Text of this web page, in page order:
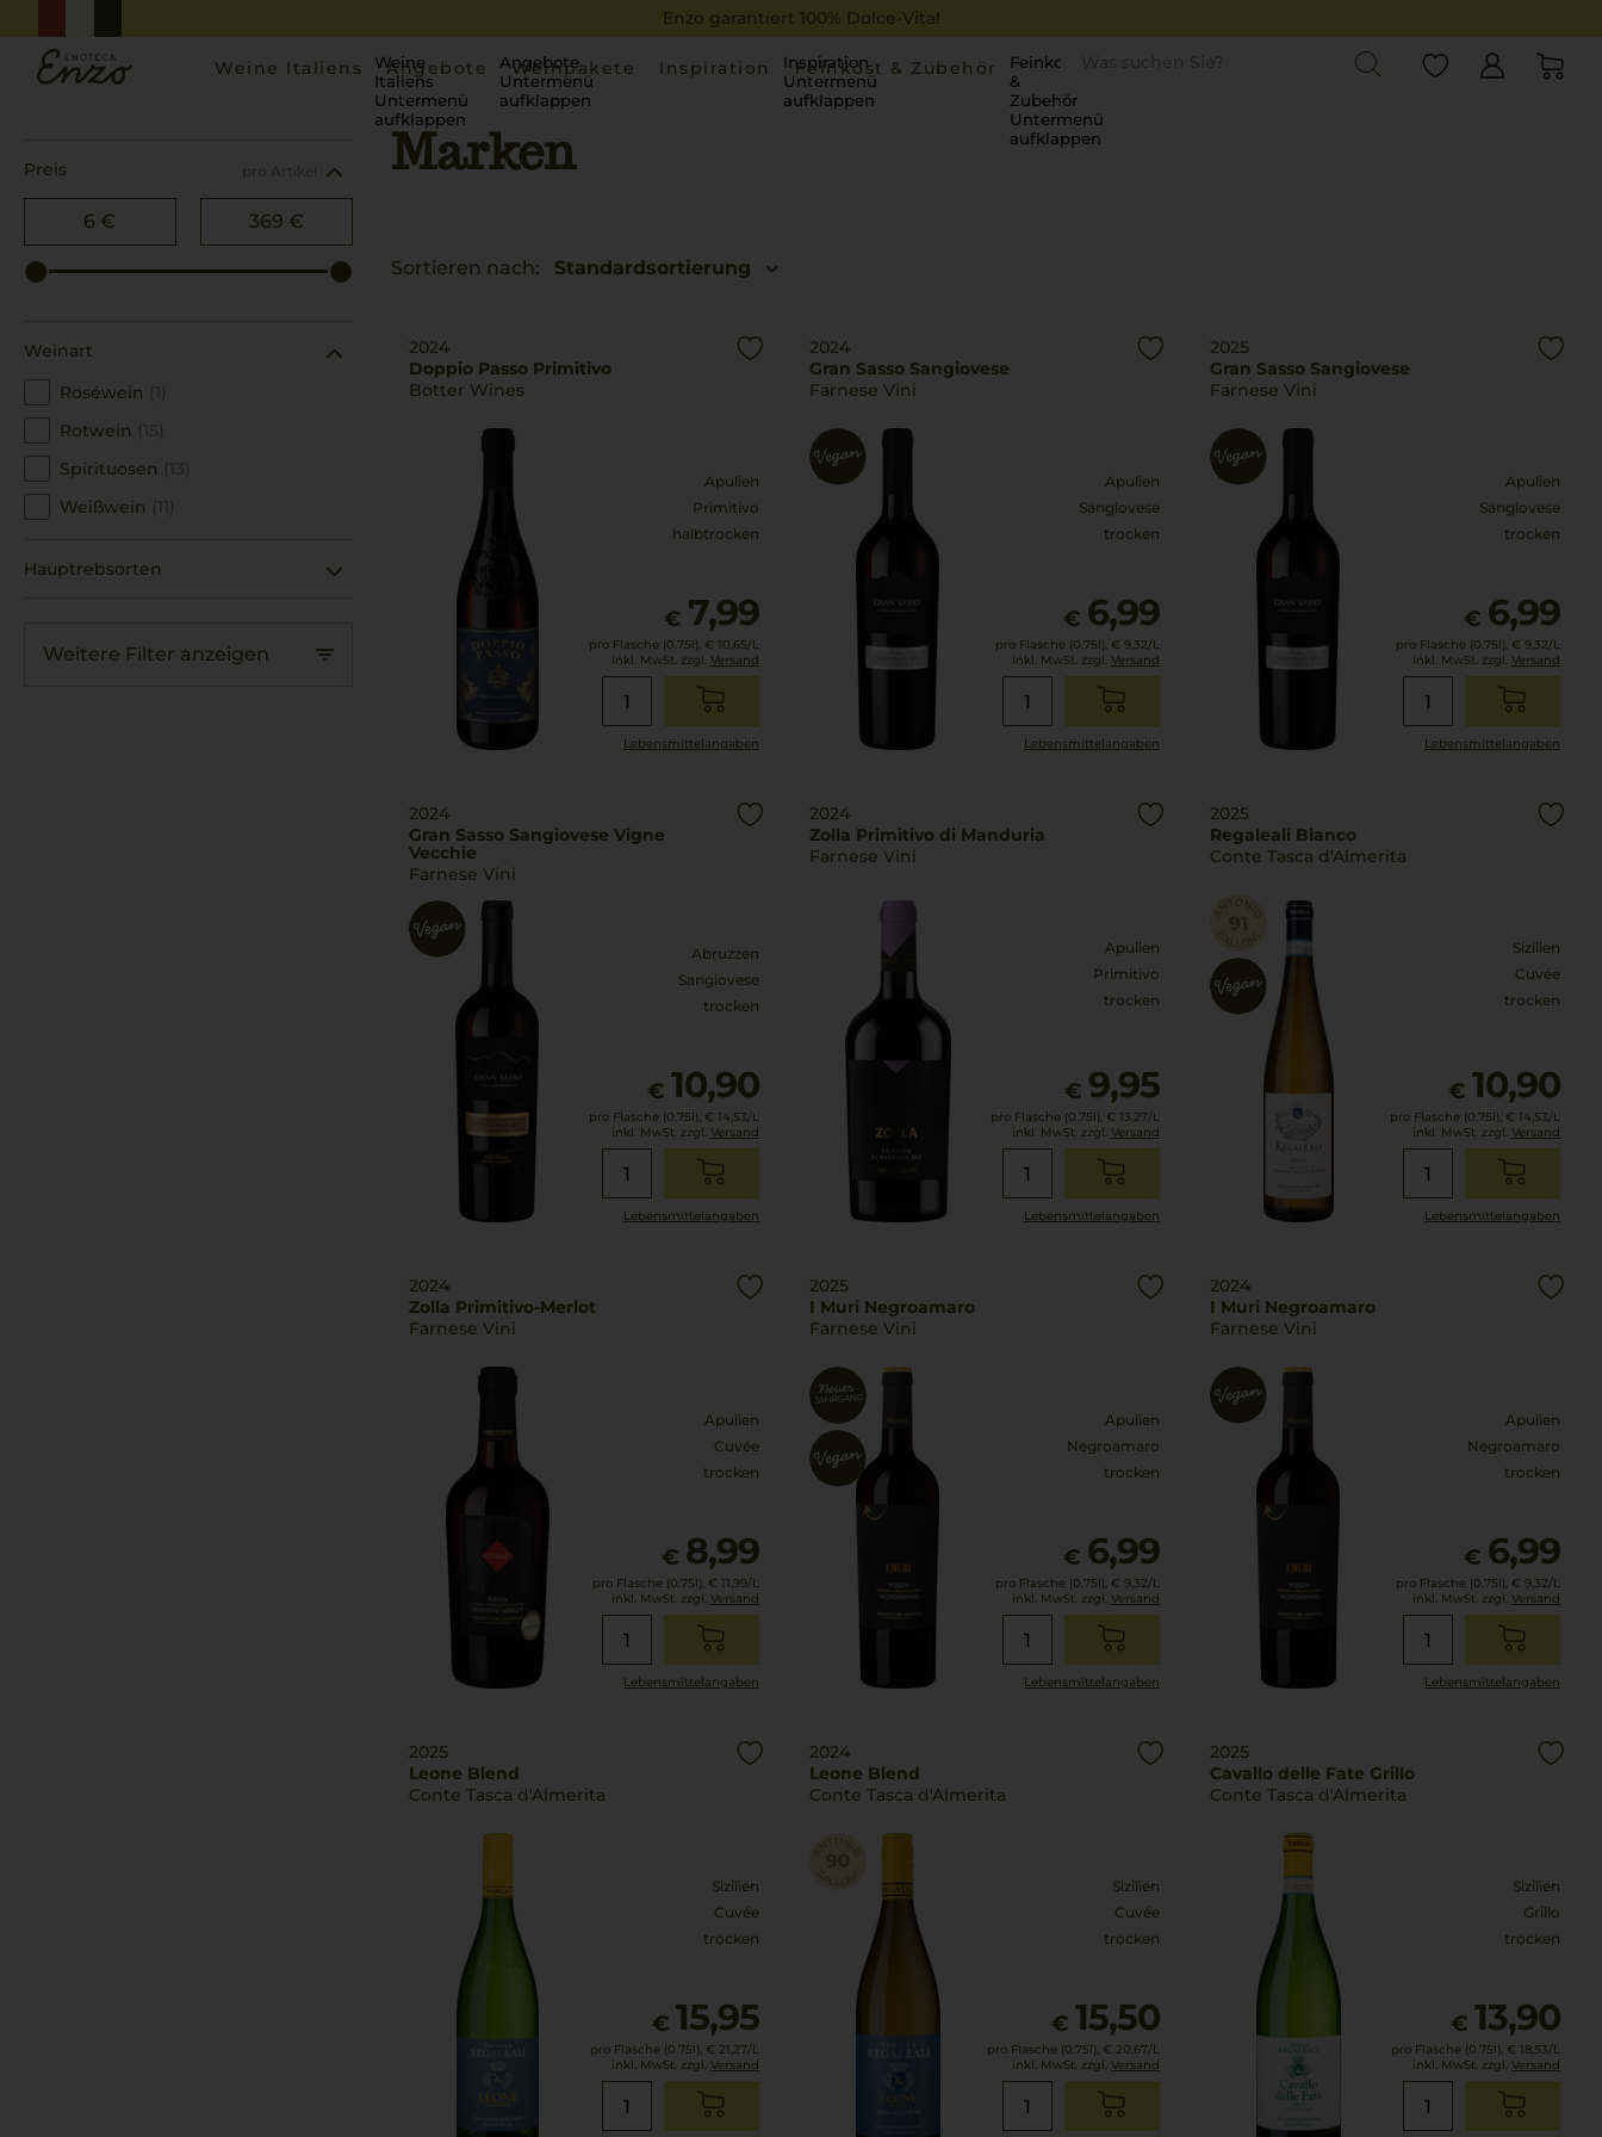
Enzo garantiert 100% Dolce-Vita!
Weine Italiens
Weine
Italiens
Untermenü
aufklappen
Angebote
Angebote
Untermenü
aufklappen
Weinpakete Inspiration
Inspiration
Untermenü
aufklappen
Feinkost & Zubehör
Feinkost
&
Zubehör
Untermenü
aufklappen
Preis
6 € 369 €
Weinart
Roséwein
Rotwein
Spirituosen
Weißwein
Hauptrebsorten
Weitere Filter anzeigen
Marken
Sortieren nach: Standardsortierung
2024
Doppio Passo Primitivo
Botter Wines
Apulien
Primitivo
halbtrocken
€ 7,99
pro Flasche (0.75l), € 10,65/L
inkl. MwSt. zzgl. Versand
Lebensmittel­angaben
2024
Gran Sasso Sangiovese
Farnese Vini
Apulien
Sangiovese
trocken
€ 6,99
pro Flasche (0.75l), € 9,32/L
inkl. MwSt. zzgl. Versand
Lebensmittel­angaben
2025
Gran Sasso Sangiovese
Farnese Vini
Apulien
Sangiovese
trocken
€ 6,99
pro Flasche (0.75l), € 9,32/L
inkl. MwSt. zzgl. Versand
Lebensmittel­angaben
2024
Gran Sasso Sangiovese Vigne
Vecchie
Farnese Vini
Abruzzen
Sangiovese
trocken
€ 10,90
pro Flasche (0.75l), € 14,53/L
inkl. MwSt. zzgl. Versand
Lebensmittel­angaben
2024
Zolla Primitivo di Manduria
Farnese Vini
Apulien
Primitivo
trocken
€ 9,95
pro Flasche (0.75l), € 13,27/L
inkl. MwSt. zzgl. Versand
Lebensmittel­angaben
2025
Regaleali Bianco
Conte Tasca d'Almerita
Sizilien
Cuvée
trocken
€ 10,90
pro Flasche (0.75l), € 14,53/L
inkl. MwSt. zzgl. Versand
Lebensmittel­angaben
2024
Zolla Primitivo-Merlot
Farnese Vini
Apulien
Cuvée
trocken
€ 8,99
pro Flasche (0.75l), € 11,99/L
inkl. MwSt. zzgl. Versand
Lebensmittel­angaben
2025
I Muri Negroamaro
Farnese Vini
Apulien
Negroamaro
trocken
€ 6,99
pro Flasche (0.75l), € 9,32/L
inkl. MwSt. zzgl. Versand
Lebensmittel­angaben
2024
I Muri Negroamaro
Farnese Vini
Apulien
Negroamaro
trocken
€ 6,99
pro Flasche (0.75l), € 9,32/L
inkl. MwSt. zzgl. Versand
Lebensmittel­angaben
2025
Leone Blend
Conte Tasca d'Almerita
Sizilien
Cuvée
trocken
€ 15,95
pro Flasche (0.75l), € 21,27/L
inkl. MwSt. zzgl. Versand
2024
Leone Blend
Conte Tasca d'Almerita
Sizilien
Cuvée
trocken
€ 15,50
pro Flasche (0.75l), € 20,67/L
inkl. MwSt. zzgl. Versand
2025
Cavallo delle Fate Grillo
Conte Tasca d'Almerita
Sizilien
Grillo
trocken
€ 13,90
pro Flasche (0.75l), € 18,53/L
inkl. MwSt. zzgl. Versand